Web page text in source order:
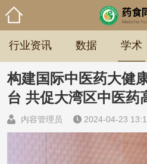
行业资讯 数据 学术
构建国际中医药大健
台 共促大湾区中医药
内容管理员 2024-04-23